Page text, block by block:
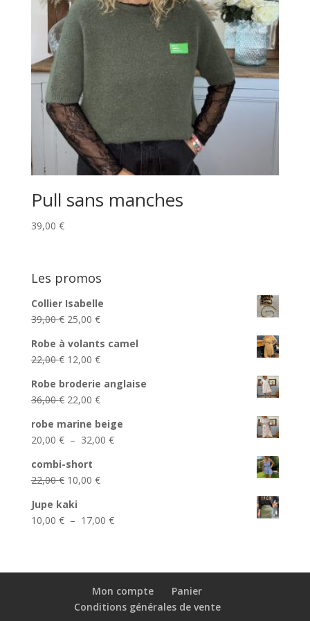
Pull sans manches
39,00 €
Les promos
Collier Isabelle
39,00€ Le
initial
était :
39,00 €.
25,00 €Le
actuel
est :
25,00 €.
Robe à volants camel
22,00€ Le
initial
était :
22,00 €.
12,00 €Le
actuel
est :
12,00 €.
Robe broderie anglaise
36,00€ Le
initial
était :
36,00 €.
22,00 €Le
actuel
est :
robe marine beige
20,00 € – 32,00 €Plage
32,00 €
combi-short
22,00€ Le
initial
était :
10,00 €Le
est :
Jupe kaki
10,00 € – 17,00 €Plage
17,00 €
Mon compte
Panier
Conditions générales de vente